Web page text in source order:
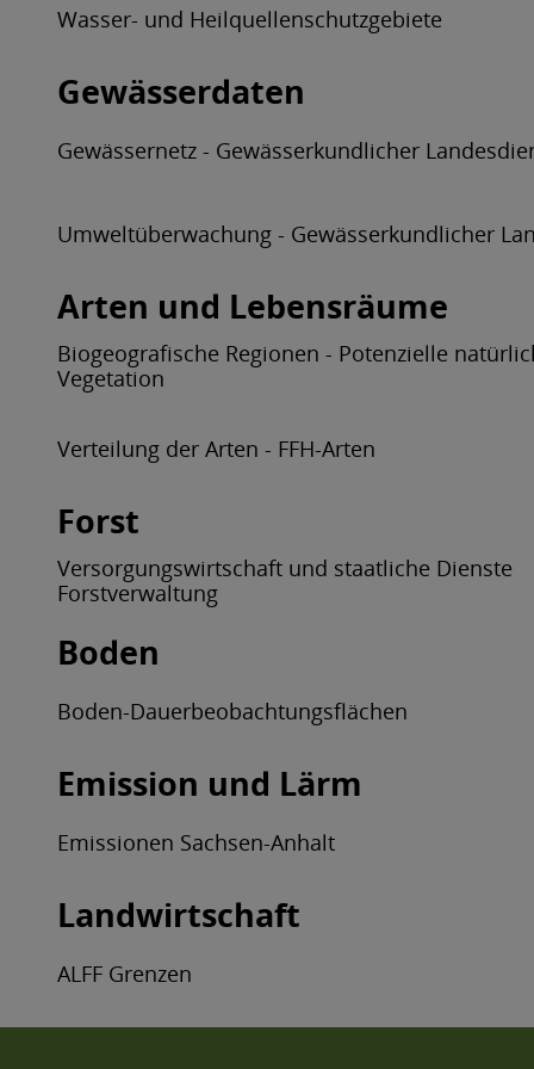
Wasser- und Heilquellenschutzgebiete
Gewässerdaten
Gewässernetz - Gewässerkundlicher
Umweltüberwachung - Gewässerkundlicher
Arten und Lebensräume
Biogeografische Regionen - Potenzielle
Vegetation
Verteilung der Arten - FFH-Arten
Forst
Versorgungswirtschaft und staatliche Dienste
Forstverwaltung
Boden
Boden-Dauerbeobachtungsflächen
Emission und Lärm
Emissionen Sachsen-Anhalt
Landwirtschaft
ALFF Grenzen